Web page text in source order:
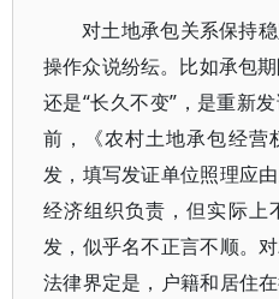
对土地承包关系保持
操作众说纷纭。比如承包
还是“长久不变”，是重新
前，《农村土地承包经营
发，填写发证单位照理应
经济组织负责，但实际上
发，似乎名不正言不顺。
法律界定是，户籍和居住